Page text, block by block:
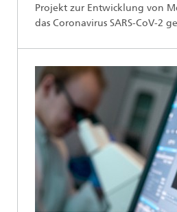
Projekt zur Entwicklung von
das Coronavirus SARS-CoV-2